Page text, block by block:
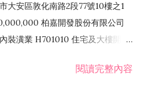
大安區敦化南路2段77號10樓之1
柏嘉開發股份有限公司
裝潢業 H701010 住宅及大樓開發
H703100 不動產租賃業 I503010
閱讀完整內容